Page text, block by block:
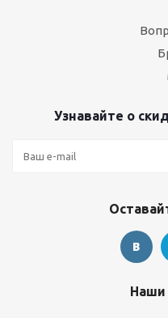
Узнавайте о
Наши